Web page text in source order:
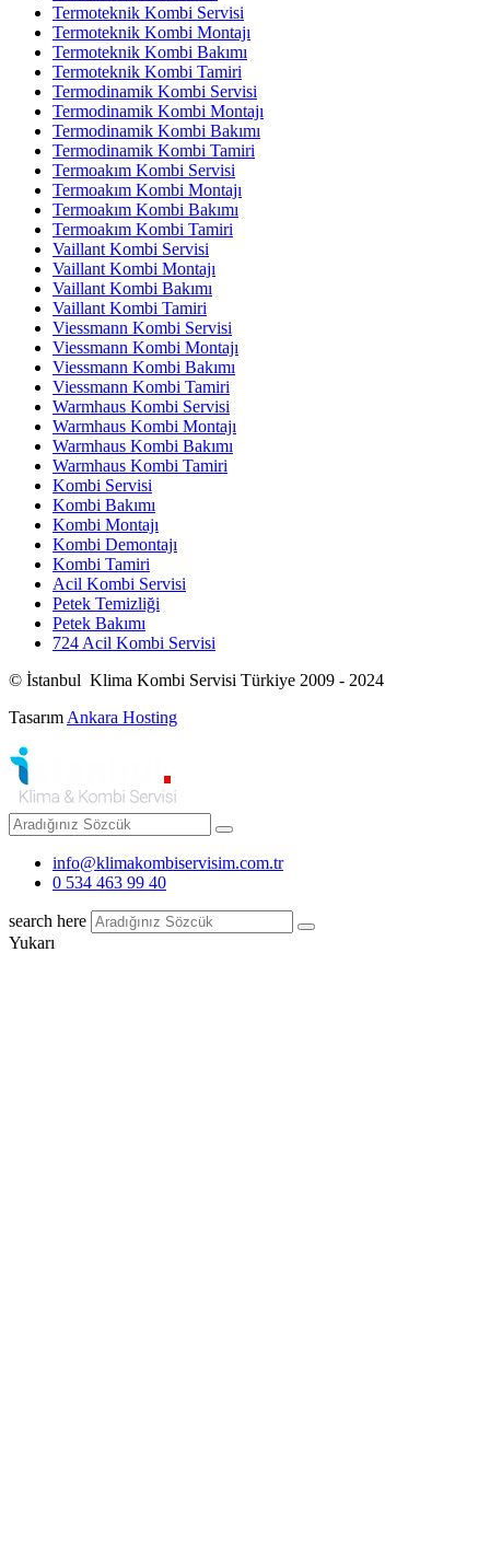
Termoteknik Kombi Servisi
Termoteknik Kombi Montajı
Termoteknik Kombi Bakımı
Termoteknik Kombi Tamiri
Termodinamik Kombi Servisi
Termodinamik Kombi Montajı
Termodinamik Kombi Bakımı
Termodinamik Kombi Tamiri
Termoakım Kombi Servisi
Termoakım Kombi Montajı
Termoakım Kombi Bakımı
Termoakım Kombi Tamiri
Vaillant Kombi Servisi
Vaillant Kombi Montajı
Vaillant Kombi Bakımı
Vaillant Kombi Tamiri
Viessmann Kombi Servisi
Viessmann Kombi Montajı
Viessmann Kombi Bakımı
Viessmann Kombi Tamiri
Warmhaus Kombi Servisi
Warmhaus Kombi Montajı
Warmhaus Kombi Bakımı
Warmhaus Kombi Tamiri
Kombi Servisi
Kombi Bakımı
Kombi Montajı
Kombi Demontajı
Kombi Tamiri
Acil Kombi Servisi
Petek Temizliği
Petek Bakımı
724 Acil Kombi Servisi
© İstanbul Klima Kombi Servisi Türkiye 2009 - 2024
Tasarım Ankara Hosting
info@klimakombiservisim.com.tr
0 534 463 99 40
search here
Yukarı